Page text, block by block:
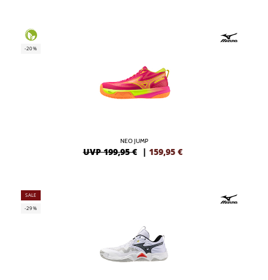
-20%
NEO JUMP
UVP 199,95 € | 159,95 €
SALE
-29%